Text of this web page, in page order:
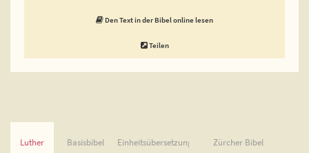
Den Text in der Bibel online lesen
Teilen
Luther Basisbibel Einheitsübersetzung Zürcher Bibel